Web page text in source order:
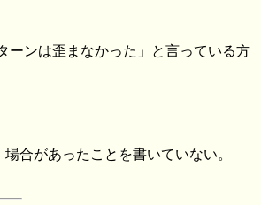
ーンは歪まなかった」と言っている方
合があったことを書いていない。